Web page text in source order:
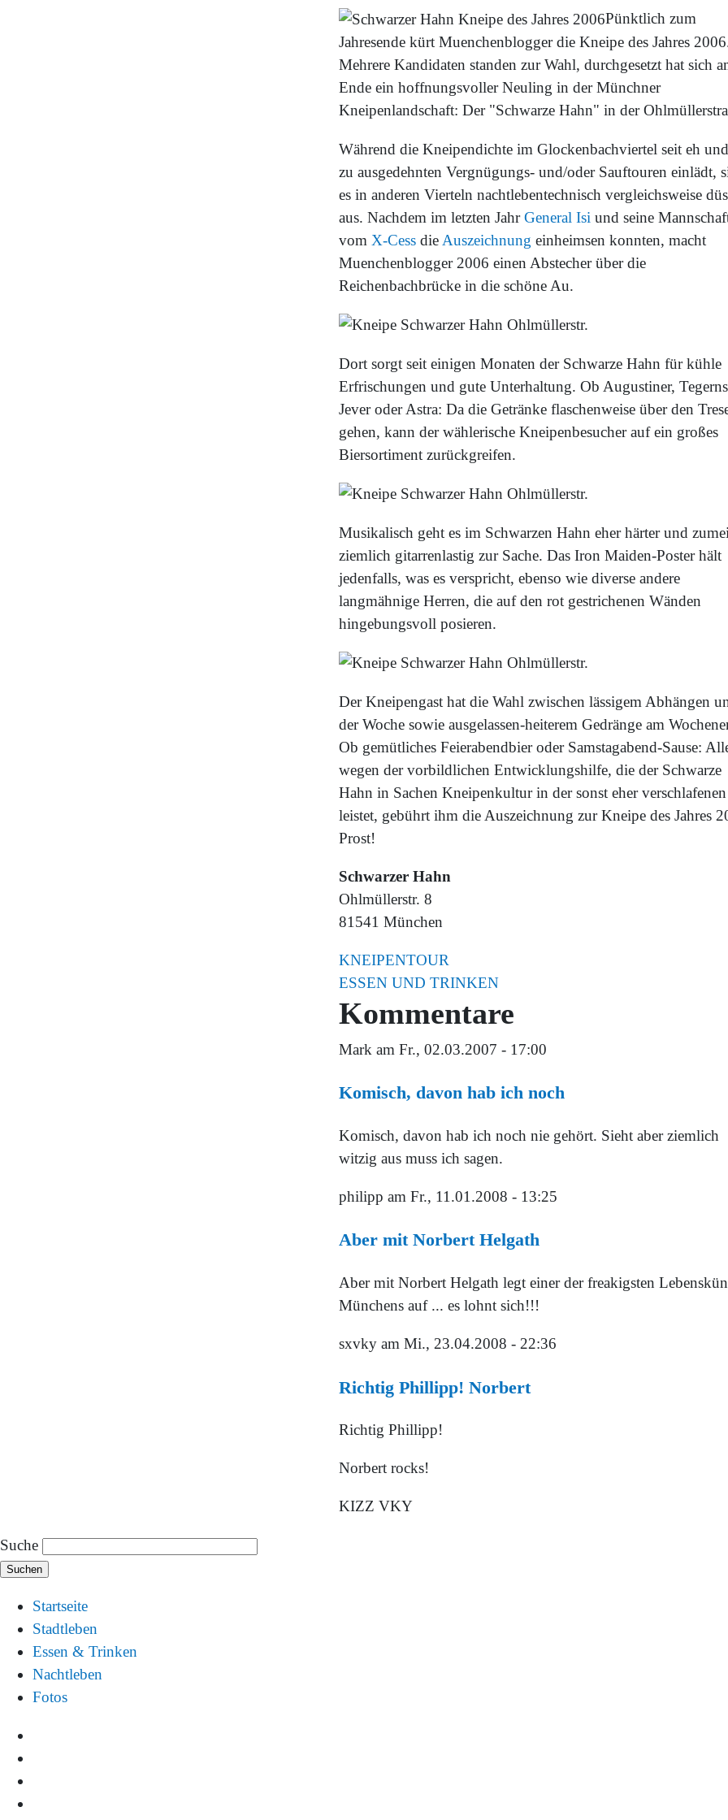
Pünktlich zum
Jahresende kürt Muenchenblogger die Kneipe des Jahres
Mehrere Kandidaten standen zur Wahl, durchgesetzt hat sich
Ende ein hoffnungsvoller Neuling in der Münchner
Kneipenlandschaft: Der "Schwarze Hahn" in der
Während die Kneipendichte im Glockenbachviertel seit eh
zu ausgedehnten Vergnügungs- und/oder Sauftouren einlädt,
es in anderen Vierteln nachtlebentechnisch vergleichsweise
aus. Nachdem im letzten JahrGeneral Isi und seine
vom X-Cess die Auszeichnung einheimsen konnten, macht
Muenchenblogger 2006 einen Abstecher über die
Reichenbachbrücke in die schöne Au.
Dort sorgt seit einigen Monaten der Schwarze Hahn für kühle
Erfrischungen und gute Unterhaltung. Ob Augustiner,
Jever oder Astra: Da die Getränke flaschenweise über den
gehen, kann der wählerische Kneipenbesucher auf ein großes
Biersortiment zurückgreifen.
Musikalisch geht es im Schwarzen Hahn eher härter und
ziemlich gitarrenlastig zur Sache. Das Iron Maiden-Poster hält
jedenfalls, was es verspricht, ebenso wie diverse andere
langmähnige Herren, die auf den rot gestrichenen Wänden
hingebungsvoll posieren.
Der Kneipengast hat die Wahl zwischen lässigem Abhängen
der Woche sowie ausgelassen-heiterem Gedränge am
Ob gemütliches Feierabendbier oder Samstagabend-Sause:
wegen der vorbildlichen Entwicklungshilfe, die der Schwarze
Hahn in Sachen Kneipenkultur in der sonst eher
leistet, gebührt ihm die Auszeichnung zur Kneipe des Jahres
Prost!
Schwarzer Hahn
Ohlmüllerstr. 8
81541 München
KNEIPENTOUR
ESSEN UND TRINKEN
Kommentare
Mark am Fr., 02.03.2007 - 17:00
Komisch, davon hab ich noch
Komisch, davon hab ich noch nie gehört. Sieht aber ziemlich
witzig aus muss ich sagen.
philipp am Fr., 11.01.2008 - 13:25
Aber mit Norbert Helgath
Aber mit Norbert Helgath legt einer der freakigsten
Münchens auf ... es lohnt sich!!!
sxvky am Mi., 23.04.2008 - 22:36
Richtig Phillipp! Norbert
Richtig Phillipp!
Norbert rocks!
KIZZ VKY
Suche
Startseite
Stadtleben
Essen & Trinken
Nachtleben
Fotos